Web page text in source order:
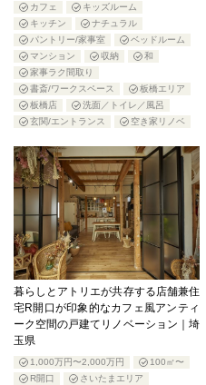
カフェ
キッズルーム
キッチン
ナチュラル
パントリー/家事室
ベッドルーム
マンション
収納
和
家事ラク間取り
書斎/ワークスペース
板橋エリア
板橋店
洗面／トイレ／風呂
玄関/エントランス
空き家リノベ
暮らしとアトリエが共存する店舗兼住
宅R開口が印象的なカフェ風アンティ
ーク空間の戸建てリノベーション｜埼
玉県
1,000万円〜2,000万円
100㎡〜
R開口
さいたまエリア